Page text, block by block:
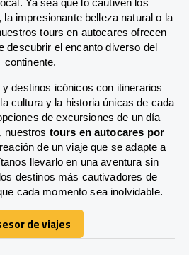
impresionante belleza natural o la
tours en autocares ofrecen
descubrir el encanto diverso del
continente.
destinos icónicos con itinerarios
cultura y la historia únicas de cada
de excursiones de un día
nuestros tours en autocares por
de un viaje que se adapte a
llevarlo en una aventura sin
destinos más cautivadores de
cada momento sea inolvidable.
de viajes
de viajes